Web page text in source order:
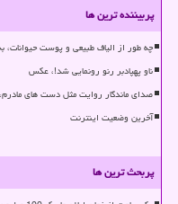
پربیننده ترین ها
چه طور از الیاف طبیعی و پوست
ناو پهپادبر رنو رونمایی شد!، عکس
صدای ماندگار روایت مثل دست های
آخرین وضعیت اینترنت
پربحث ترین ها